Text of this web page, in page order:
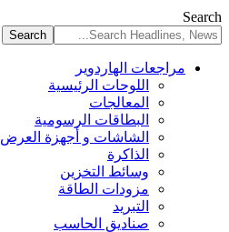
Search
مراجعات الهاردوير
اللوحات الرئيسية
المعالجات
البطاقات الرسومية
الشاشات و أجهزة العرض
الذاكرة
وسائط التخزين
مزودات الطاقة
التبريد
صناديق الحاسب